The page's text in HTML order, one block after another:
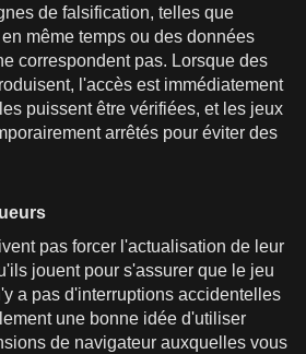
de falsification, telles que
même temps ou des données
correspondent pas. Lorsque des
l'accès est immédiatement
puissent être vérifiées, et les jeux
arrêtés pour éviter des
pas forcer l'actualisation de leur
jouent pour s'assurer que le jeu
a pas d'interruptions accidentelles
une bonne idée d'utiliser
de navigateur auxquelles vous